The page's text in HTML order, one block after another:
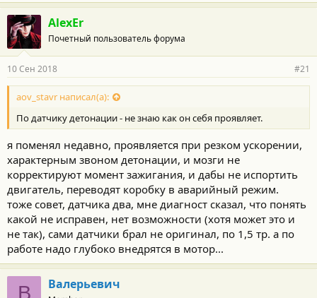
AlexEr
Почетный пользователь форума
10 Сен 2018 #21
aov_stavr написал(а):
По датчику детонации - не знаю как он себя проявляет.
я поменял недавно, проявляется при резком ускорении,
характерным звоном детонации, и мозги не
корректируют момент зажигания, и дабы не испортить
двигатель, переводят коробку в аварийный режим.
тоже совет, датчика два, мне диагност сказал, что понять
какой не исправен, нет возможности (хотя может это и
не так), сами датчики брал не оригинал, по 1,5 тр. а по
работе надо глубоко внедрятся в мотор...
В Валерьевич